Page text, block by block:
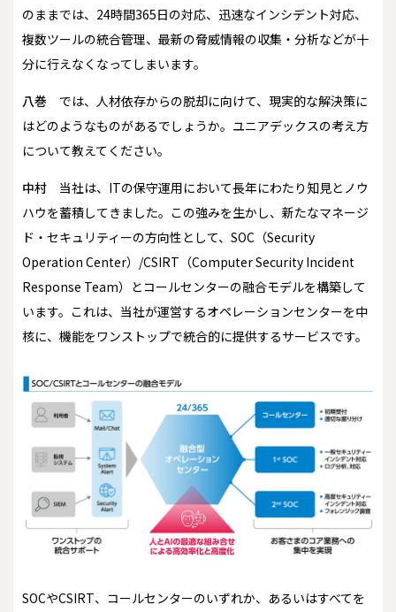
のままでは、24時間365日の対応、迅速なインシデント対応、
複数ツールの統合管理、最新の脅威情報の収集・分析などが十
分に行えなくなってしまいます。
八巻
では、人材依存からの脱却に向けて、現実的な解決策に
はどのようなものがあるでしょうか。ユニアデックスの考え方
について教えてください。
中村
当社は、ITの保守運用において長年にわたり知見とノウ
ハウを蓄積してきました。この強みを生かし、新たなマネージ
ド・セキュリティーの方向性として、SOC（Security
Operation Center）/CSIRT（Computer Security Incident
Response Team）とコールセンターの融合モデルを構築して
います。これは、当社が運営するオペレーションセンターを中
核に、機能をワンストップで統合的に提供するサービスです。
SOCやCSIRT、コールセンターのいずれか、あるいはすべてを